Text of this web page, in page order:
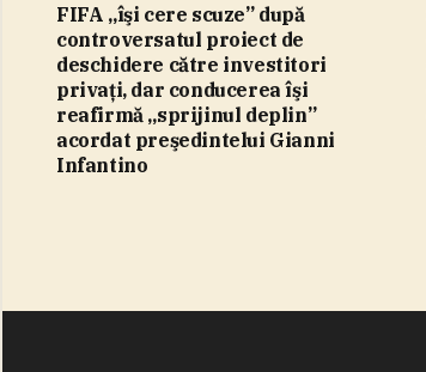
FIFA „îşi cere scuze” după
controversatul proiect de
deschidere către investitori
privaţi, dar conducerea îşi
reafirmă „sprijinul deplin”
acordat preşedintelui Gianni
Infantino